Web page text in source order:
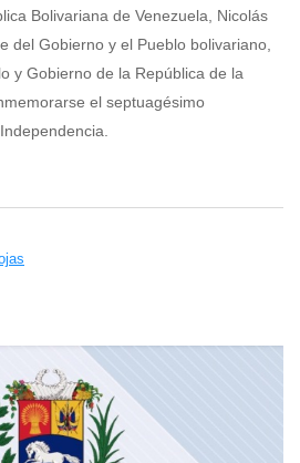
Bolivariana de Venezuela, Nicolás
del Gobierno y el Pueblo bolivariano,
y Gobierno de la República de la
el septuagésimo